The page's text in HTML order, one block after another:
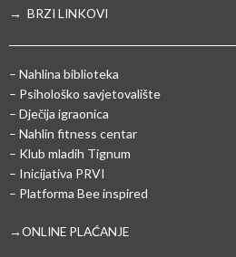
→ BRZI LINKOVI
– Nahlina biblioteka
– Psihološko savjetovalište
– Dječija igraonica
– Nahlin fitness centar
– Klub mladih Tignum
– Inicijativa PRVI
– Platforma Bee inspired
→ONLINE PLAĆANJE